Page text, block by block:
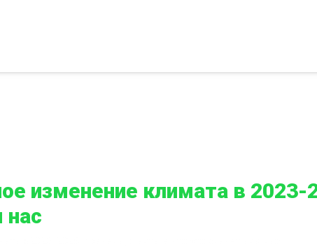
изменение климата в 2023-
нас